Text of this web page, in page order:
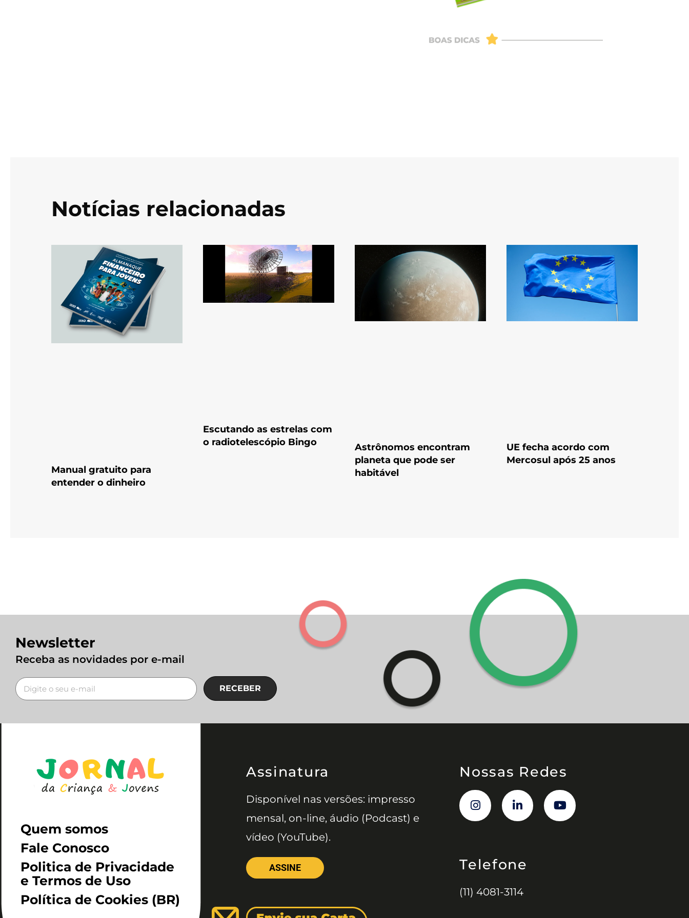
Notícias relacionadas
Manual gratuito para
entender o dinheiro
Escutando as estrelas com
o radiotelescópio Bingo
Astrônomos encontram
planeta que pode ser
habitável
UE fecha acordo com
Mercosul após 25 anos
Newsletter
Receba as novidades por e-mail
RECEBER
Quem somos
Fale Conosco
Politica de Privacidade
e Termos de Uso
Política de Cookies (BR)
Assinatura
Disponível nas versões: impresso
mensal, on-line, áudio (Podcast) e
vídeo (YouTube).
ASSINE
Nossas Redes
Telefone
(11) 4081-3114